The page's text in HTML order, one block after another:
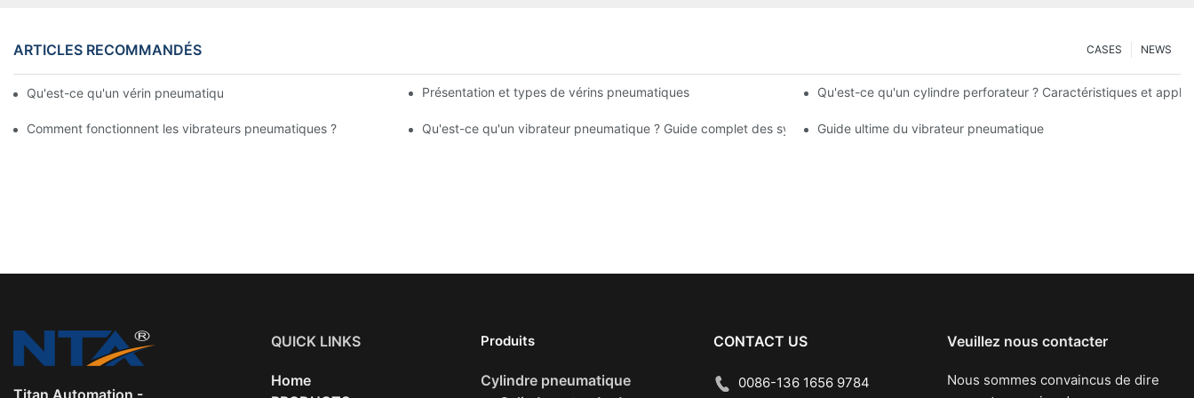
ARTICLES RECOMMANDÉS NEWS
CASES
Qu'est-ce qu'un vérin pneumatique ? Types, composants et procédésPrésentation et types de vérins pneumatiques Qu'est-ce qu'un cylindre perforateur ? Caractéristiques et
Comment fonctionnent les vibrateurs pneumatiques ? Qu'est-ce qu'un vibrateur pneumatique ? Guide complet des systèmes pneumatiquesGuide ultime du vibrateur pneumatique
Titan Automation -
QUICK LINKS
Home
Produits
Cylindre pneumatique
CONTACT US
0086-136 1656 9784
Veuillez nous contacter
Nous sommes convaincus de dire